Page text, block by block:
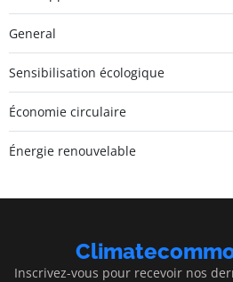
General
Sensibilisation écologique
Économie circulaire
Énergie renouvelable
Inscrivez-vous pour recevoir nos